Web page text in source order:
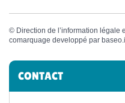
© Direction de l’information légale
comarquage developpé par
Informations
CONTACT